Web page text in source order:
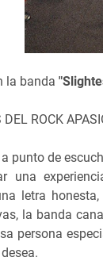
la banda
ROCK
punto de
una
letra
la banda
persona